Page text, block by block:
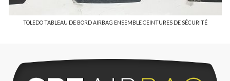
TOLEDO TABLEAU DE BORD AIRBAG ENSEMBLE CEINTURES DE SÉCURITÉ